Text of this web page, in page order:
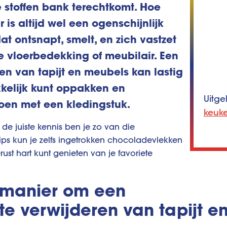
bank terechtkomt. Hoe
is altijd wel een ogenschijnlijk
ontsnapt, smelt, en zich vastzet
vloerbedekking of meubilair. Een
van tapijt en meubels kan lastig
kunt oppakken en
met een kledingstuk.
juiste kennis ben je zo van die
kun je zelfs ingetrokken chocoladevlekken
hart kunt genieten van je favoriete
om een
verwijderen van tapijt